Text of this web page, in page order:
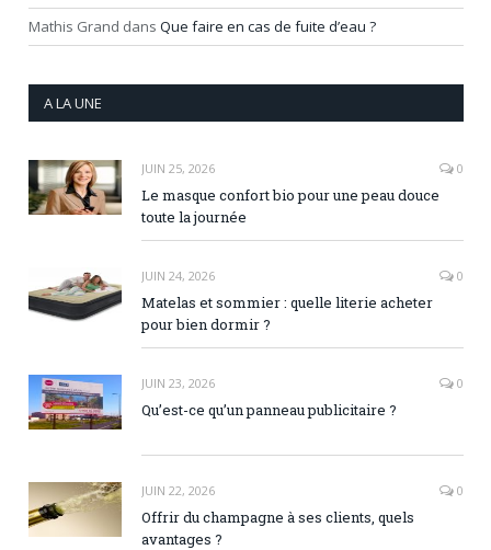
Mathis Grand dans Que faire en cas de fuite d’eau ?
A LA UNE
JUIN 25, 2026 0
Le masque confort bio pour une peau douce
toute la journée
JUIN 24, 2026 0
Matelas et sommier : quelle literie acheter
pour bien dormir ?
JUIN 23, 2026 0
Qu’est-ce qu’un panneau publicitaire ?
JUIN 22, 2026 0
Offrir du champagne à ses clients, quels
avantages ?